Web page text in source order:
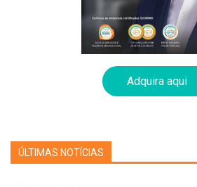
referencial os Objetivos de
das Nações Unidas. Está estruturada
de atuação, “Sociedade” e “Clima e
expressão operacional através do
ação de longo prazo que dá corpo a
Adquira aqui
ÚLTIMAS NOTÍCIAS